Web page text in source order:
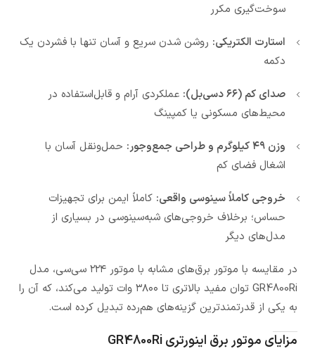
سوخت‌گیری مکرر
استارت الکتریکی: روشن شدن سریع و آسان تنها با فشردن یک
دکمه
صدای کم (۶۶ دسی‌بل):
عملکردی آرام و قابل‌استفاده در
محیط‌های مسکونی یا کمپینگ
وزن ۴۹ کیلوگرم و طراحی جمع‌وجور:
حمل‌ونقل آسان با
اشغال فضای کم
خروجی کاملاً سینوسی واقعی: کاملاً ایمن برای تجهیزات
حساس؛ برخلاف خروجی‌های شبه‌سینوسی در بسیاری از
مدل‌های دیگر
در مقایسه با موتور برق‌های مشابه با موتور ۲۲۴ سی‌سی، مدل
GR4800Ri توان مفید بالاتری تا ۳۸۰۰ وات تولید می‌کند، که آن را
به یکی از قدرتمندترین گزینه‌های هم‌رده تبدیل کرده است.
مزایای موتور برق اینورتری GR4800Ri